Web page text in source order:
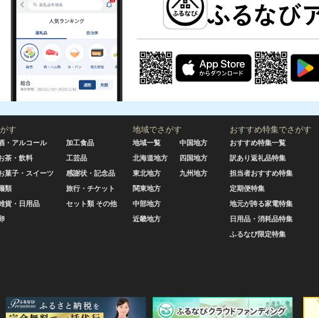
す
・アルコール
茶・飲料
菓子・スイーツ
類
貨・日用品
加工食品
工芸品
感謝状・記念品
旅行・チケット
セット類 その他
地域でさがす
地域一覧
北海道地方
東北地方
関東地方
中部地方
近畿地方
中国地方
四国地方
九州地方
おすすめ特集でさがす
おすすめ特集一覧
訳あり返礼品特集
担当者おすすめ特集
定期便特集
地元が誇る家電特集
日用品・消耗品特集
ふるなび限定特集